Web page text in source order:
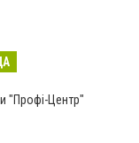
"Профі-Центр"